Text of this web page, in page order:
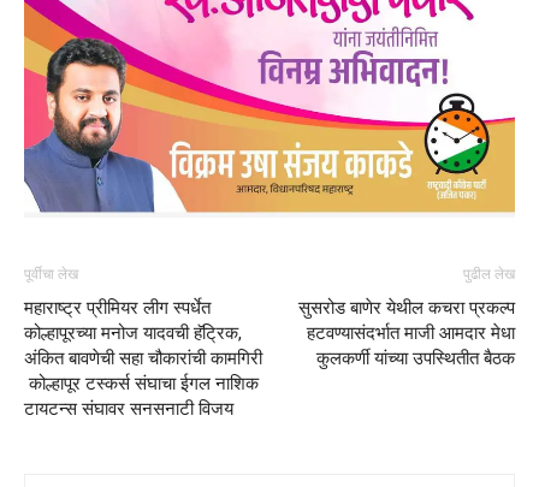
पूर्वीचा लेख
महाराष्ट्र प्रीमियर लीग स्पर्धेत
कोल्हापूरच्या मनोज यादवची हॅट्रिक,
अंकित बावणेची सहा चौकारांची कामगिरी
कोल्हापूर टस्कर्स संघाचा ईगल नाशिक
टायटन्स संघावर सनसनाटी विजय
पुढील लेख
सुसरोड बाणेर येथील कचरा प्रकल्प
हटवण्यासंदर्भात माजी आमदार मेधा
कुलकर्णी यांच्या उपस्थितीत बैठक